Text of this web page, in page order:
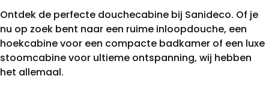
Ontdek de perfecte douchecabine bij Sanideco. Of je
nu op zoek bent naar een ruime inloopdouche, een
hoekcabine voor een compacte badkamer of een luxe
stoomcabine voor ultieme ontspanning, wij hebben
het allemaal.